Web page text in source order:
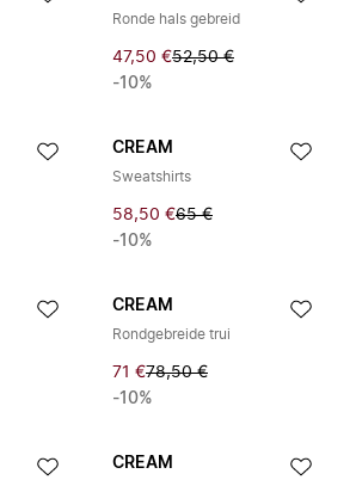
Ronde hals gebreid
47,50 €52,50 €
-10%
CREAM
Sweatshirts
58,50 €65 €
-10%
CREAM
Rondgebreide trui
71 €78,50 €
-10%
CREAM